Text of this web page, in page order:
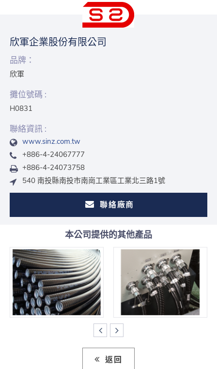
欣軍企業股份有限公司
品牌：
欣軍
攤位號碼 :
H0831
聯絡資訊 :
www.sinz.com.tw
+886-4-24067777
+886-4-24073758
540 南投縣南投市南崗工業區工業北三路1號
聯絡廠商
本公司提供的其他產品
返回